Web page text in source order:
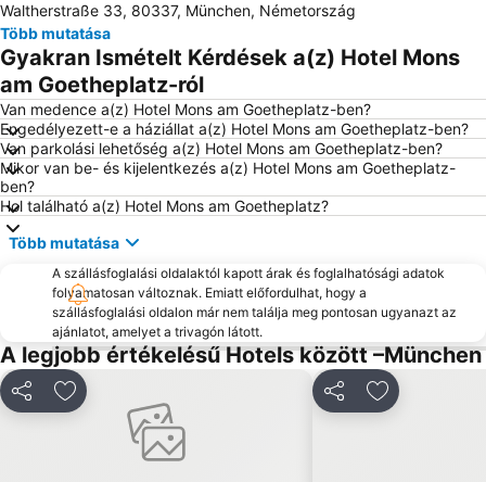
Starnberger See
Olympiahalle München
Bahnhof Dachau
Marien tér
Fröttmaning Metro Station
Bavaria
Berg am Laim
München-Pasing vasútállomás
Theresienwiese Metro Station
Régi városháza
Laim
Hadern
Klinikum Großhadern Metro Station
Kloster Scheyern
Literaturhaus Müchen
Altstadt-Lehel
Untersbergstraße Metro Station
Hellabrunn Állatkert
Sankt Ursula München-Schwabing
Haderner Stern Metro Station
Moosach
Neuperlach Süd Metro Station
Moosfeld Metro Station
Feldmoching-Hasenbergl
Lake Ammersee
Waltherstraße 33, 80337, München, Németország
Több mutatása
Gyakran Ismételt Kérdések a(z) Hotel Mons
am Goetheplatz-ról
Van medence a(z) Hotel Mons am Goetheplatz-ben?
Engedélyezett-e a háziállat a(z) Hotel Mons am Goetheplatz-ben?
Van parkolási lehetőség a(z) Hotel Mons am Goetheplatz-ben?
Mikor van be- és kijelentkezés a(z) Hotel Mons am Goetheplatz-
ben?
Hol található a(z) Hotel Mons am Goetheplatz?
Több mutatása
A szállásfoglalási oldalaktól kapott árak és foglalhatósági adatok
folyamatosan változnak. Emiatt előfordulhat, hogy a
szállásfoglalási oldalon már nem találja meg pontosan ugyanazt az
ajánlatot, amelyet a trivagón látott.
A legjobb értékelésű Hotels között –München
MegosztásHozzáadás a kedvencekhez MegosztásHozzáadás